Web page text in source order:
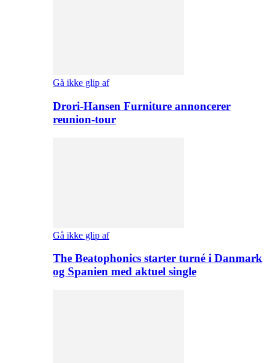
Gå ikke glip af
Drori-Hansen Furniture annoncerer
reunion-tour
Gå ikke glip af
The Beatophonics starter turné i Danmark
og Spanien med aktuel single